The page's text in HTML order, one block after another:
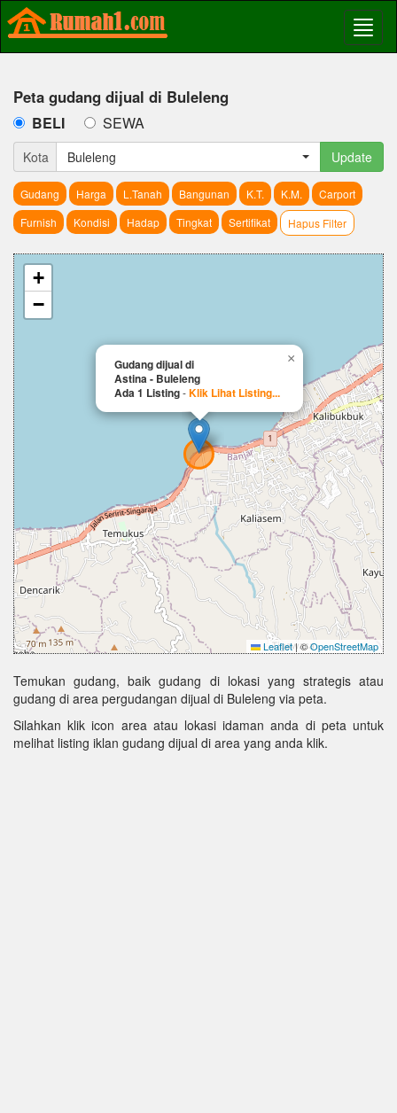
Peta gudang dijual di Buleleng
BELI SEWA
Kota Buleleng Update
Gudang Harga L.Tanah Bangunan K.T. K.M.
Carport
Furnish
Kondisi Hadap Tingkat Sertifikat Hapus Filter
Gudang dijual di
Astina - Buleleng
Ada 1 Listing-Klik Lihat Listing...
×
+
−
Leaflet|©OpenStreetMap
Temukan gudang, baik gudang di lokasi yang strategis atau
gudang di area pergudangan dijual di Buleleng via peta.
Silahkan klik icon area atau lokasi idaman anda di peta untuk
melihat listing iklan gudang dijual di area yang anda klik.